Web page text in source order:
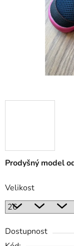
Prodyšný model
Velikost
Dostupnost